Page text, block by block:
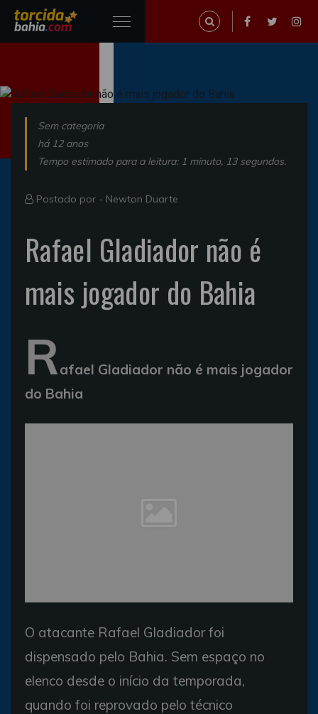
Sem categoria
há 12 anos
Tempo estimado para a leitura: 1 minuto, 13 segundos.
Postado por - Newton Duarte
Rafael Gladiador não é
mais jogador do Bahia
Rafael Gladiador não é mais jogador
do Bahia
O atacante Rafael Gladiador foi
dispensado pelo Bahia. Sem espaço no
elenco desde o início da temporada,
quando foi reprovado pelo técnico